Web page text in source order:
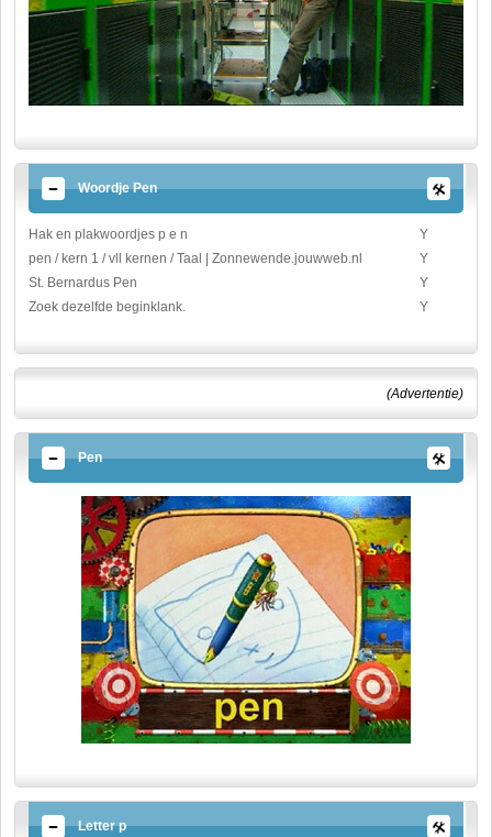
Woordje Pen
Hak en plakwoordjes p e n
Y
pen / kern 1 / vll kernen / Taal | Zonnewende.jouwweb.nl
Y
St. Bernardus Pen
Y
Zoek dezelfde beginklank.
Y
(Advertentie)
Pen
Letter p